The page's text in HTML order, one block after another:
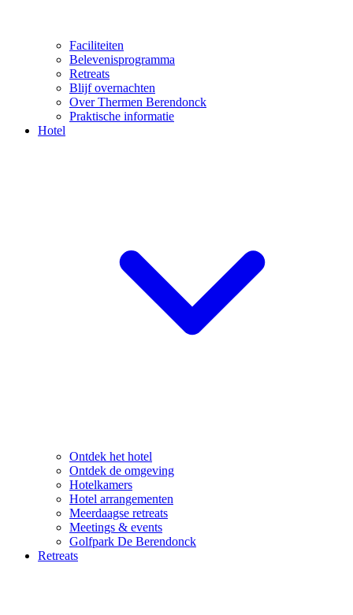
Faciliteiten
Belevenisprogramma
Retreats
Blijf overnachten
Over Thermen Berendonck
Praktische informatie
Hotel
Ontdek het hotel
Ontdek de omgeving
Hotelkamers
Hotel arrangementen
Meerdaagse retreats
Meetings & events
Golfpark De Berendonck
Retreats